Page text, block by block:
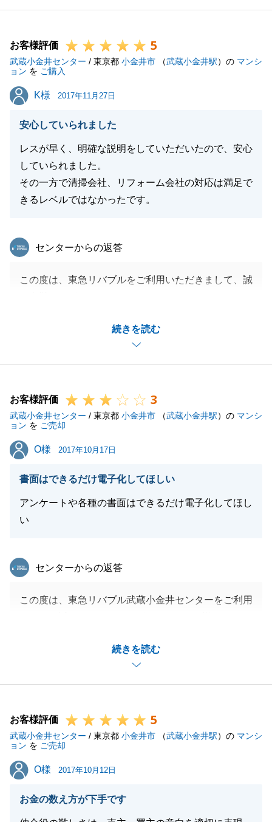
っかりと共有化し、今後はこのようなことがないよう
また、不動産等にかかわることでお困りのことがござ
いましたら何なりとお申し付けくださいませ。
今後とも引き続きよろしくお願い致します。
お客様評価 5
武蔵小金井センター / 東京都 小金井市 （武蔵小金井駅）の マンシ
ョン を ご購入
K様
K様 2017年11月27日
安心していられました
レスが早く、明確な説明をしていただいたので、安心
していられました。
その一方で清掃会社、リフォーム会社の対応は満足で
きるレベルではなかったです。
続きを読む
東急リバブル
センターからの返答
この度は、東急リバブルをご利用いただきまして、誠
弊社から手配をさせて頂いた会社なので、しっかりと
連携をとり、今後はこのようなことがないよう努めて
ご購入の契約をするにあたり、こちらからの依頼によ
る手続きが多く、ご不便をおかけしたことが多々あっ
たかと思いますが、いつも快く応じて頂き、K様の多
大なご協力もあり、スムーズにお引き渡しまで進める
誠に有難うございました。
今後も何かございましたらお気軽にご相談ください。
お客様評価 3
武蔵小金井センター / 東京都 小金井市 （武蔵小金井駅）の マンシ
ョン を ご売却
O様
O様 2017年10月17日
書面はできるだけ電子化してほしい
アンケートや各種の書面はできるだけ電子化してほし
い
続きを読む
東急リバブル
センターからの返答
この度は、東急リバブル武蔵小金井センターをご利用
きるだけお客様の声に近い対応ができるよう努めてま
今後、不動産のことのみならずO様のお役に立てるこ
せ。
お客様評価 5
武蔵小金井センター / 東京都 小金井市 （武蔵小金井駅）の マンシ
ョン を ご売却
O様
O様 2017年10月12日
お金の数え方が下手です